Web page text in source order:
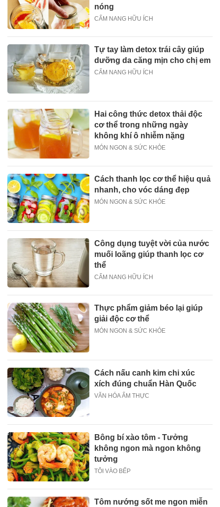
nóng
CẨM NANG HỮU ÍCH
Tự tay làm detox trái cây giúp
dưỡng da căng mịn cho chị em
CẨM NANG HỮU ÍCH
Hai công thức detox thải độc
cơ thể trong những ngày
không khí ô nhiễm nặng
MÓN NGON & SỨC KHỎE
Cách thanh lọc cơ thể hiệu quả
nhanh, cho vóc dáng đẹp
MÓN NGON & SỨC KHỎE
Công dụng tuyệt vời của nước
muối loãng giúp thanh lọc cơ
thể
CẨM NANG HỮU ÍCH
Thực phẩm giảm béo lại giúp
giải độc cơ thể
MÓN NGON & SỨC KHỎE
Cách nấu canh kim chi xúc
xích đúng chuẩn Hàn Quốc
VĂN HÓA ẨM THỰC
Bông bí xào tôm - Tưởng
không ngon mà ngon không
tưởng
TÔI VÀO BẾP
Tôm nướng sốt me ngon miễn